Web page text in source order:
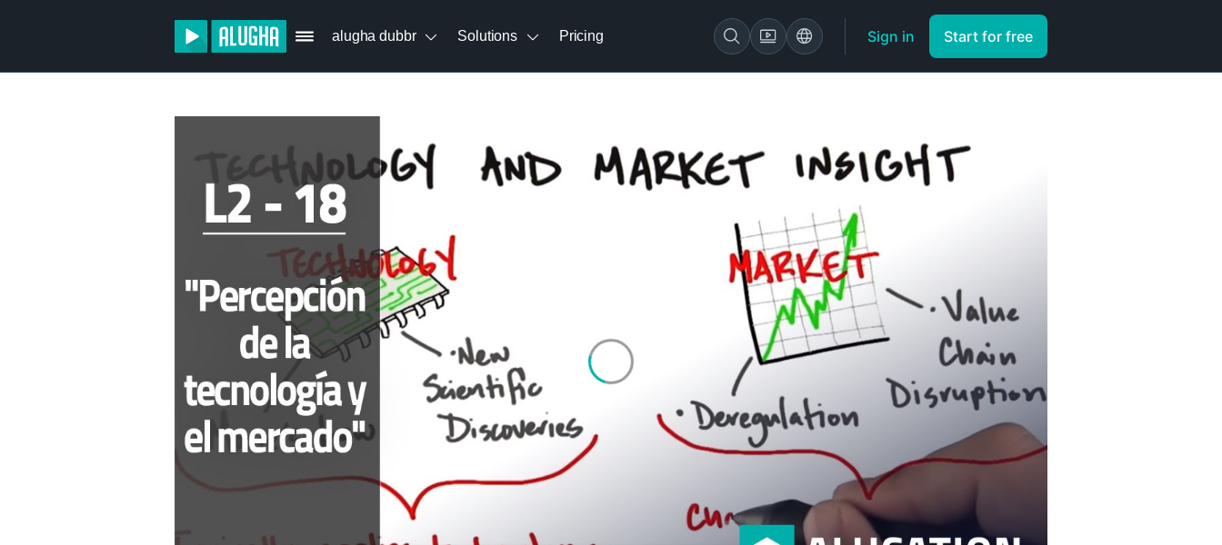
alugha dubbr Solutions Pricing Sign in Start for free